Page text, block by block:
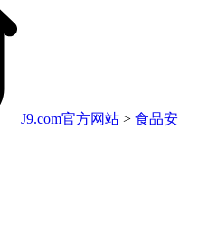
J9.com官方网站 > 食品安